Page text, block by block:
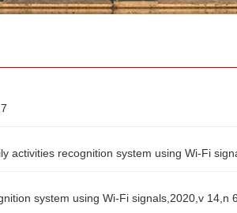
activities recognition system using Wi-Fi
system using Wi-Fi signals,2020,v 14,n